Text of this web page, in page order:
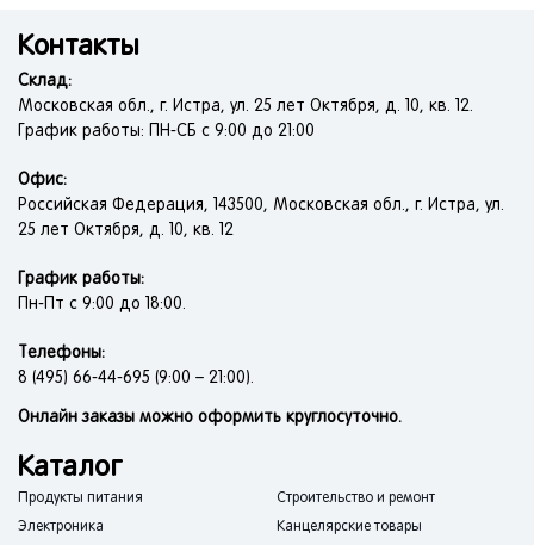
Контакты
Склад:
Московская обл., г. Истра, ул. 25 лет Октября, д. 10, кв. 12.
График работы: ПН-СБ с 9:00 до 21:00
Офис:
Российская Федерация, 143500, Московская обл., г. Истра, ул.
25 лет Октября, д. 10, кв. 12
График работы:
Пн-Пт с 9:00 до 18:00.
Телефоны:
8 (495) 66-44-695 (9:00 – 21:00).
Онлайн заказы можно оформить круглосуточно.
Каталог
Продукты питания
Строительство и ремонт
Электроника
Канцелярские товары